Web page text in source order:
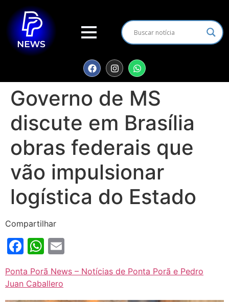
Governo de MS
discute em Brasília
obras federais que
vão impulsionar
logística do Estado
Compartilhar
Facebook
WhatsApp
Ponta Porã News – Notícias de Ponta Porã e Pedro
Juan Caballero